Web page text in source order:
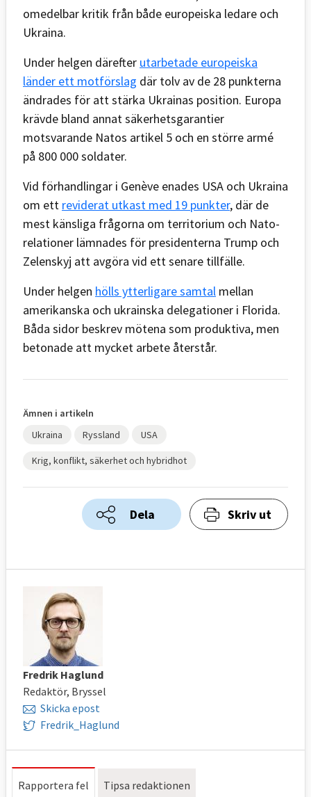
omedelbar kritik från både europeiska ledare och
Ukraina.
Under helgen därefter utarbetade europeiska
länder ett motförslag där tolv av de 28 punkterna
ändrades för att stärka Ukrainas position. Europa
krävde bland annat säkerhetsgarantier
motsvarande Natos artikel 5 och en större armé
på 800 000 soldater.
Vid förhandlingar i Genève enades USA och Ukraina
om ett reviderat utkast med 19 punkter, där de
mest känsliga frågorna om territorium och Nato-
relationer lämnades för presidenterna Trump och
Zelenskyj att avgöra vid ett senare tillfälle.
Under helgen hölls ytterligare samtal mellan
amerikanska och ukrainska delegationer i Florida.
Båda sidor beskrev mötena som produktiva, men
betonade att mycket arbete återstår.
Ämnen i artikeln
Ukraina
Ryssland USA
Krig, konflikt, säkerhet och hybridhot
Dela Skriv ut
Fredrik Haglund
Redaktör, Bryssel
Skicka epost
Fredrik_Haglund
Rapportera fel Tipsa redaktionen